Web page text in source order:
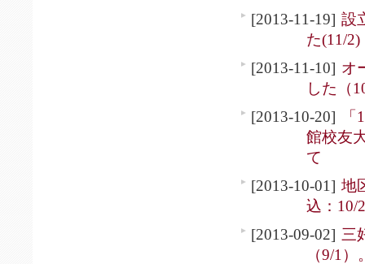
[2013-11-19] 設
た(11/2)
[2013-11-10] オ
した（
[2013-10-20]
館校友
て
[2013-10-01] 地
込：10/
[2013-09-02] 三
（9/1）